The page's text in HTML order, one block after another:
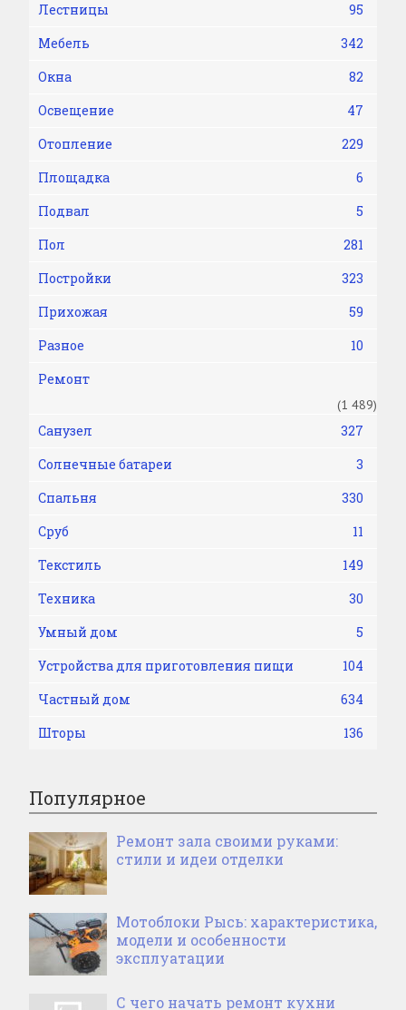
Лестницы
95
Мебель
342
Окна
82
Освещение
47
Отопление
229
Площадка
6
Подвал
5
Пол
281
Постройки
323
Прихожая
59
Разное
10
Ремонт
(1 489)
Санузел
327
Солнечные батареи
3
Спальня
330
Сруб
11
Текстиль
149
Техника
30
Умный дом
5
Устройства для приготовления пищи
104
Частный дом
634
Шторы
136
Популярное
Ремонт зала своими руками:
стили и идеи отделки
Мотоблоки Рысь: характеристика,
модели и особенности
эксплуатации
С чего начать ремонт кухни